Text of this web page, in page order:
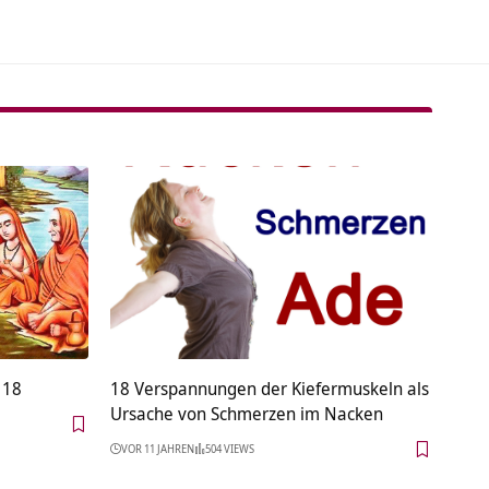
18 Verspannungen der Kiefermuskeln als
Ursache von Schmerzen im Nacken
VOR 11 JAHREN 504 VIEWS